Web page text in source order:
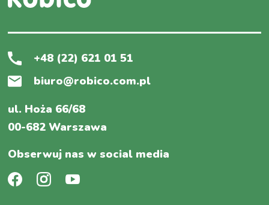
+48 (22) 621 01 51
biuro@robico.com.pl
ul. Hoża 66/68
00-682 Warszawa
Obserwuj nas w social media